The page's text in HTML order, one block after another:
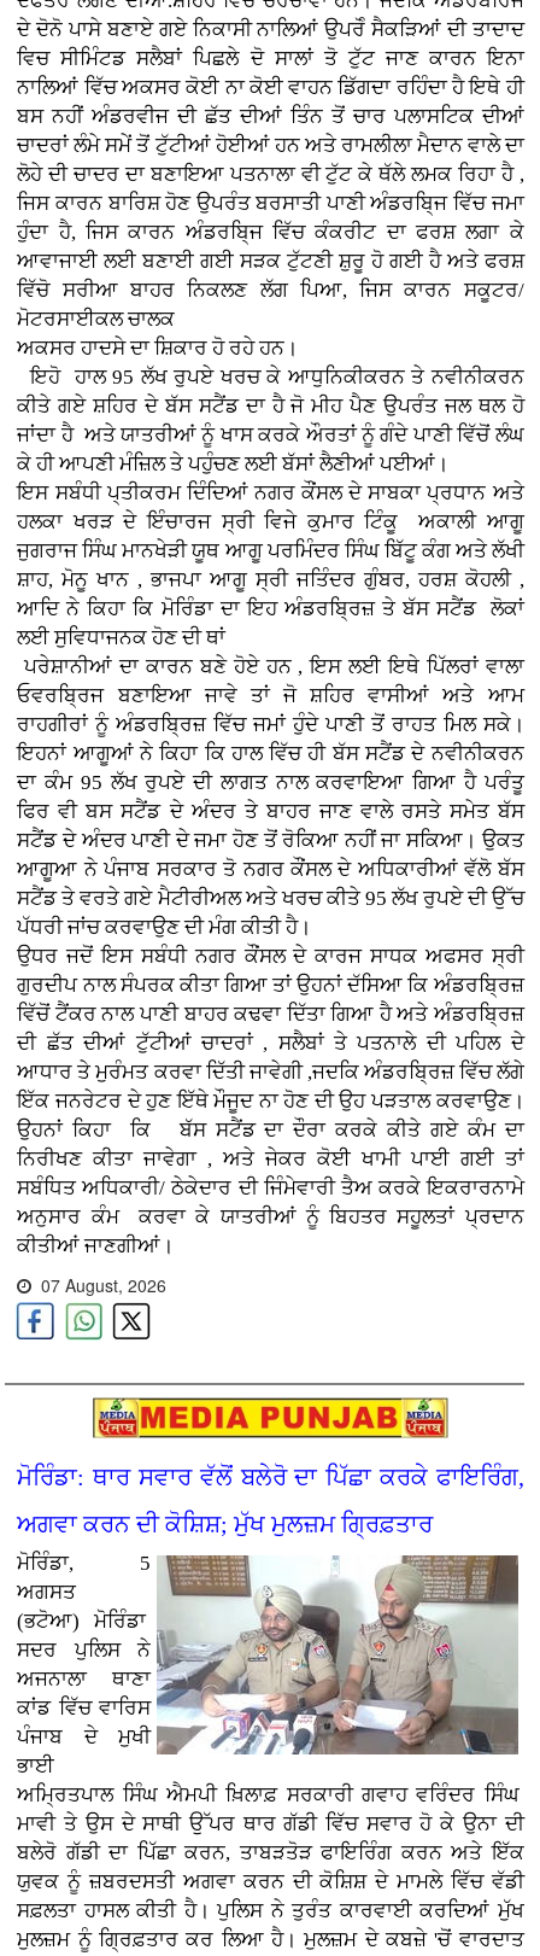
ਦੇ ਦੋਨੋ ਪਾਸੇ ਬਣਾਏ ਗਏ ਨਿਕਾਸੀ ਨਾਲਿਆਂ ਉਪਰੋੰ ਸੈਕੜਿਆਂ ਦੀ ਤਾਦਾਦ
ਵਿਚ ਸੀਮਿੰਟਡ ਸਲੈਬਾਂ ਪਿਛਲੇ ਦੋ ਸਾਲਾਂ ਤੋ ਟੁੱਟ ਜਾਣ ਕਾਰਨ ਇਨਾ
ਨਾਲਿਆਂ ਵਿੱਚ ਅਕਸਰ ਕੋਈ ਨਾ ਕੋਈ ਵਾਹਨ ਡਿੱਗਦਾ ਰਹਿੰਦਾ ਹੈ ਇਥੇ ਹੀ
ਬਸ ਨਹੀਂ ਅੰਡਰਵੀਜ ਦੀ ਛੱਤ ਦੀਆਂ ਤਿੰਨ ਤੋਂ ਚਾਰ ਪਲਾਸਟਿਕ ਦੀਆਂ
ਚਾਦਰਾਂ ਲੰਮੇ ਸਮੇਂ ਤੋਂ ਟੁੱਟੀਆਂ ਹੋਈਆਂ ਹਨ ਅਤੇ ਰਾਮਲੀਲਾ ਮੈਦਾਨ ਵਾਲੇ ਦਾ
ਲੋਹੇ ਦੀ ਚਾਦਰ ਦਾ ਬਣਾਇਆ ਪਤਨਾਲਾ ਵੀ ਟੁੱਟ ਕੇ ਥੱਲੇ ਲਮਕ ਰਿਹਾ ਹੈ ,
ਜਿਸ ਕਾਰਨ ਬਾਰਿਸ਼ ਹੋਣ ਉਪਰੰਤ ਬਰਸਾਤੀ ਪਾਣੀ ਅੰਡਰਬਿ੍ਜ ਵਿੱਚ ਜਮਾ
ਹੁੰਦਾ ਹੈ, ਜਿਸ ਕਾਰਨ ਅੰਡਰਬਿ੍ਜ ਵਿੱਚ ਕੰਕਰੀਟ ਦਾ ਫਰਸ਼ ਲਗਾ ਕੇ
ਆਵਾਜਾਈ ਲਈ ਬਣਾਈ ਗਈ ਸੜਕ ਟੁੱਟਣੀ ਸ਼ੁਰੂ ਹੋ ਗਈ ਹੈ ਅਤੇ ਫਰਸ਼
ਵਿੱਚੋ ਸਰੀਆ ਬਾਹਰ ਨਿਕਲਣ ਲੱਗ ਪਿਆ, ਜਿਸ ਕਾਰਨ ਸਕੂਟਰ/
ਮੋਟਰਸਾਈਕਲ ਚਾਲਕ
ਅਕਸਰ ਹਾਦਸੇ ਦਾ ਸ਼ਿਕਾਰ ਹੋ ਰਹੇ ਹਨ।
ਇਹੋ ਹਾਲ 95 ਲੱਖ ਰੁਪਏ ਖਰਚ ਕੇ ਆਧੁਨਿਕੀਕਰਨ ਤੇ ਨਵੀਨੀਕਰਨ
ਕੀਤੇ ਗਏ ਸ਼ਹਿਰ ਦੇ ਬੱਸ ਸਟੈਂਡ ਦਾ ਹੈ ਜੋ ਮੀਹ ਪੈਣ ਉਪਰੰਤ ਜਲ ਥਲ ਹੋ
ਜਾਂਦਾ ਹੈ ਅਤੇ ਯਾਤਰੀਆਂ ਨੂੰ ਖਾਸ ਕਰਕੇ ਔਰਤਾਂ ਨੂੰ ਗੰਦੇ ਪਾਣੀ ਵਿੱਚੋਂ ਲੰਘ
ਕੇ ਹੀ ਆਪਣੀ ਮੰਜ਼ਿਲ ਤੇ ਪਹੁੰਚਣ ਲਈ ਬੱਸਾਂ ਲੈਣੀਆਂ ਪਈਆਂ।
ਇਸ ਸਬੰਧੀ ਪ੍ਤੀਕਰਮ ਦਿੰਦਿਆਂ ਨਗਰ ਕੌਂਸਲ ਦੇ ਸਾਬਕਾ ਪ੍ਰਧਾਨ ਅਤੇ
ਹਲਕਾ ਖਰੜ ਦੇ ਇੰਚਾਰਜ ਸ੍ਰੀ ਵਿਜੇ ਕੁਮਾਰ ਟਿੰਕੂ ਅਕਾਲੀ ਆਗੂ
ਜੁਗਰਾਜ ਸਿੰਘ ਮਾਨਖੇੜੀ ਯੂਥ ਆਗੂ ਪਰਮਿੰਦਰ ਸਿੰਘ ਬਿੱਟੂ ਕੰਗ ਅਤੇ ਲੱਖੀ
ਸ਼ਾਹ, ਮੋਨੂ ਖਾਨ , ਭਾਜਪਾ ਆਗੂ ਸ੍ਰੀ ਜਤਿੰਦਰ ਗੁੰਬਰ, ਹਰਸ਼ ਕੋਹਲੀ ,
ਆਦਿ ਨੇ ਕਿਹਾ ਕਿ ਮੋਰਿੰਡਾ ਦਾ ਇਹ ਅੰਡਰਬ੍ਰਿਜ਼ ਤੇ ਬੱਸ ਸਟੈਂਡ ਲੋਕਾਂ
ਲਈ ਸੁਵਿਧਾਜਨਕ ਹੋਣ ਦੀ ਥਾਂ
ਪਰੇਸ਼ਾਨੀਆਂ ਦਾ ਕਾਰਨ ਬਣੇ ਹੋਏ ਹਨ , ਇਸ ਲਈ ਇਥੇ ਪਿੱਲਰਾਂ ਵਾਲਾ
ਓਵਰਬ੍ਰਿਜ ਬਣਾਇਆ ਜਾਵੇ ਤਾਂ ਜੋ ਸ਼ਹਿਰ ਵਾਸੀਆਂ ਅਤੇ ਆਮ
ਰਾਹਗੀਰਾਂ ਨੂੰ ਅੰਡਰਬ੍ਰਿਜ਼ ਵਿੱਚ ਜਮਾਂ ਹੁੰਦੇ ਪਾਣੀ ਤੋਂ ਰਾਹਤ ਮਿਲ ਸਕੇ।
ਇਹਨਾਂ ਆਗੂਆਂ ਨੇ ਕਿਹਾ ਕਿ ਹਾਲ ਵਿੱਚ ਹੀ ਬੱਸ ਸਟੈਂਡ ਦੇ ਨਵੀਨੀਕਰਨ
ਦਾ ਕੰਮ 95 ਲੱਖ ਰੁਪਏ ਦੀ ਲਾਗਤ ਨਾਲ ਕਰਵਾਇਆ ਗਿਆ ਹੈ ਪਰੰਤੂ
ਫਿਰ ਵੀ ਬਸ ਸਟੈਂਡ ਦੇ ਅੰਦਰ ਤੇ ਬਾਹਰ ਜਾਣ ਵਾਲੇ ਰਸਤੇ ਸਮੇਤ ਬੱਸ
ਸਟੈਂਡ ਦੇ ਅੰਦਰ ਪਾਣੀ ਦੇ ਜਮਾ ਹੋਣ ਤੋਂ ਰੋਕਿਆ ਨਹੀਂ ਜਾ ਸਕਿਆ। ਉਕਤ
ਆਗੂਆ ਨੇਪੰਜਾਬ ਸਰਕਾਰ ਤੋ ਨਗਰ ਕੌਂਸਲ ਦੇ ਅਧਿਕਾਰੀਆਂ ਵੱਲੋਬੱਸ
ਸਟੈਂਡ ਤੇ ਵਰਤੇ ਗਏ ਮੈਟੀਰੀਅਲ ਅਤੇ ਖਰਚ ਕੀਤੇ 95 ਲੱਖ ਰੁਪਏ ਦੀ ਉੱਚ
ਪੱਧਰੀ ਜਾਂਚ ਕਰਵਾਉਣ ਦੀ ਮੰਗ ਕੀਤੀ ਹੈ।
ਉਧਰ ਜਦੋਂ ਇਸ ਸਬੰਧੀ ਨਗਰ ਕੌਂਸਲ ਦੇ ਕਾਰਜ ਸਾਧਕ ਅਫਸਰ ਸ੍ਰੀ
ਗੁਰਦੀਪ ਨਾਲ ਸੰਪਰਕ ਕੀਤਾ ਗਿਆ ਤਾਂ ਉਹਨਾਂ ਦੱਸਿਆ ਕਿ ਅੰਡਰਬ੍ਰਿਜ਼
ਵਿੱਚੋਂ ਟੈਂਕਰ ਨਾਲਪਾਣੀ ਬਾਹਰ ਕਢਵਾ ਦਿੱਤਾ ਗਿਆ ਹੈ ਅਤੇ ਅੰਡਰਬ੍ਰਿਜ਼
ਦੀ ਛੱਤ ਦੀਆਂ ਟੁੱਟੀਆਂ ਚਾਦਰਾਂ , ਸਲੈਬਾਂ ਤੇ ਪਤਨਾਲੇ ਦੀ ਪਹਿਲ ਦੇ
ਆਧਾਰ ਤੇ ਮੁਰੰਮਤ ਕਰਵਾ ਦਿੱਤੀ ਜਾਵੇਗੀ ,ਜਦਕਿ ਅੰਡਰਬ੍ਰਿਜ਼ ਵਿੱਚ ਲੱਗੇ
ਇੱਕ ਜਨਰੇਟਰ ਦੇ ਹੁਣ ਇੱਥੇ ਮੌਜੂਦ ਨਾ ਹੋਣ ਦੀ ਉਹ ਪੜਤਾਲ ਕਰਵਾਉਣ।
ਉਹਨਾਂ ਕਿਹਾ ਕਿ ਬੱਸ ਸਟੈਂਡ ਦਾ ਦੌਰਾ ਕਰਕੇ ਕੀਤੇ ਗਏ ਕੰਮ ਦਾ
ਨਿਰੀਖਣ ਕੀਤਾ ਜਾਵੇਗਾ , ਅਤੇ ਜੇਕਰ ਕੋਈ ਖਾਮੀ ਪਾਈ ਗਈ ਤਾਂ
ਸਬੰਧਿਤ ਅਧਿਕਾਰੀ/ ਠੇਕੇਦਾਰ ਦੀ ਜਿੰਮੇਵਾਰੀ ਤੈਅ ਕਰਕੇ ਇਕਰਾਰਨਾਮੇ
ਅਨੁਸਾਰ ਕੰਮ
ਕਰਵਾ ਕੇ ਯਾਤਰੀਆਂ ਨੂੰ ਬਿਹਤਰ ਸਹੂਲਤਾਂ ਪ੍ਰਦਾਨ
ਕੀਤੀਆਂ ਜਾਣਗੀਆਂ।
07 August, 2026
ਮੋਰਿੰਡਾ: ਥਾਰ ਸਵਾਰ ਵੱਲੋਂ ਬਲੇਰੋ ਦਾ ਪਿੱਛਾ ਕਰਕੇ ਫਾਇਰਿੰਗ,
ਅਗਵਾ ਕਰਨ ਦੀ ਕੋਸ਼ਿਸ਼; ਮੁੱਖ ਮੁਲਜ਼ਮ ਗ੍ਰਿਫ਼ਤਾਰ
ਮੋਰਿੰਡਾ, 5
ਅਗਸਤ
(ਭਟੋਆ)ਮੋਰਿੰਡਾ
ਸਦਰ ਪੁਲਿਸ ਨੇ
ਅਜਨਾਲਾ ਥਾਣਾ
ਕਾਂਡ ਵਿੱਚ ਵਾਰਿਸ
ਪੰਜਾਬ ਦੇ ਮੁਖੀ
ਭਾਈ
ਅਮ੍ਰਿਤਪਾਲ ਸਿੰਘ ਐਮਪੀ ਖ਼ਿਲਾਫ਼ ਸਰਕਾਰੀ ਗਵਾਹ ਵਰਿੰਦਰ ਸਿੰਘ
ਮਾਵੀ ਤੇ ਉਸ ਦੇ ਸਾਥੀ ਉੱਪਰ ਥਾਰ ਗੱਡੀ ਵਿੱਚ ਸਵਾਰ ਹੋ ਕੇ ਉਨਾ ਦੀ
ਬਲੇਰੋ ਗੱਡੀ ਦਾ ਪਿੱਛਾ ਕਰਨ, ਤਾਬੜਤੋੜ ਫਾਇਰਿੰਗ ਕਰਨ ਅਤੇ ਇੱਕ
ਯੁਵਕ ਨੂੰ ਜ਼ਬਰਦਸਤੀ ਅਗਵਾ ਕਰਨ ਦੀ ਕੋਸ਼ਿਸ਼ ਦੇ ਮਾਮਲੇ ਵਿੱਚ ਵੱਡੀ
ਸਫ਼ਲਤਾ ਹਾਸਲ ਕੀਤੀ ਹੈ। ਪੁਲਿਸ ਨੇ ਤੁਰੰਤ ਕਾਰਵਾਈ ਕਰਦਿਆਂ ਮੁੱਖ
ਮੁਲਜ਼ਮ ਨੂੰ ਗ੍ਰਿਫ਼ਤਾਰ ਕਰ ਲਿਆ ਹੈ। ਮੁਲਜ਼ਮ ਦੇ ਕਬਜ਼ੇ 'ਚੋਂ ਵਾਰਦਾਤ